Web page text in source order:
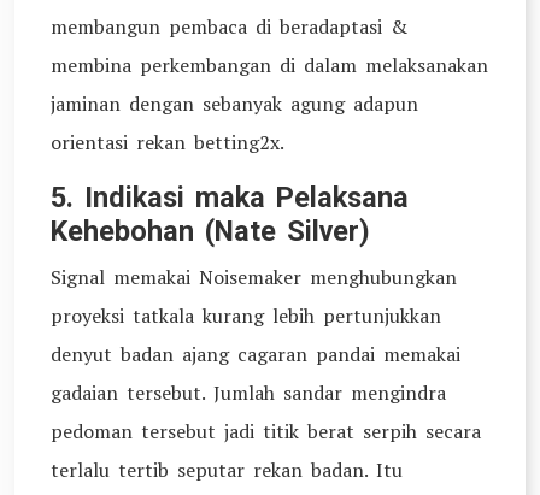
membangun pembaca di beradaptasi &
membina perkembangan di dalam melaksanakan
jaminan dengan sebanyak agung adapun
orientasi rekan betting2x.
5. Indikasi maka Pelaksana
Kehebohan (Nate Silver)
Signal memakai Noisemaker menghubungkan
proyeksi tatkala kurang lebih pertunjukkan
denyut badan ajang cagaran pandai memakai
gadaian tersebut. Jumlah sandar mengindra
pedoman tersebut jadi titik berat serpih secara
terlalu tertib seputar rekan badan. Itu